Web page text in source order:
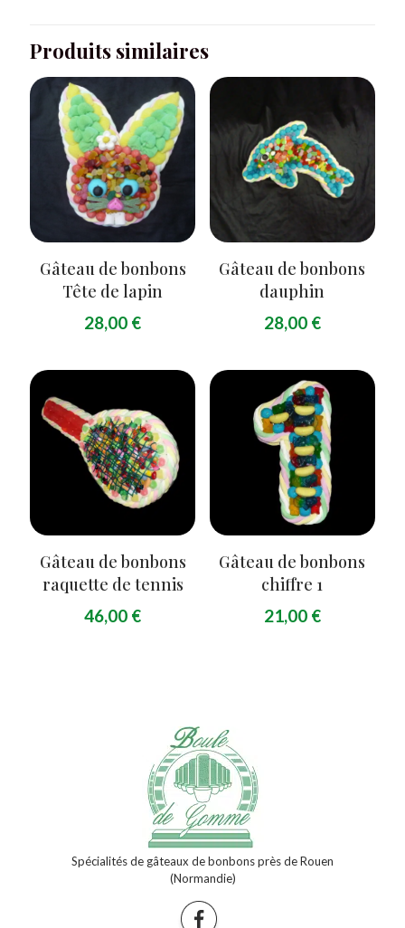
Produits similaires
Gâteau de bonbons
Tête de lapin
28,00 €
Gâteau de bonbons
dauphin
28,00 €
Gâteau de bonbons
raquette de tennis
46,00 €
Gâteau de bonbons
chiffre 1
21,00 €
Spécialités de gâteaux de bonbons près de Rouen
(Normandie)